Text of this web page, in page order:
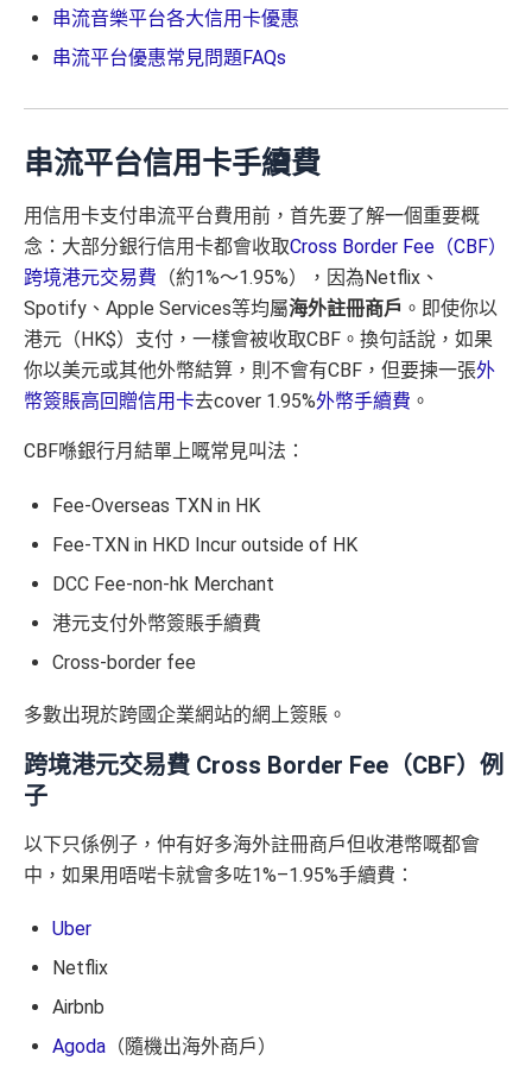
串流音樂平台各大信用卡優惠
串流平台優惠常見問題FAQs
串流平台信用卡手續費
用信用卡支付串流平台費用前，首先要了解一個重要概
念：大部分銀行信用卡都會收取Cross Border Fee（CBF）
跨境港元交易費 （約1%～1.95%），因為Netflix、
Spotify、Apple Services等均屬海外註冊商戶 。即使你以
港元（HK$）支付，一樣會被收取CBF。換句話說，如果
你以美元或其他外幣結算，則不會有CBF，但要揀一張外
幣簽賬高回贈信用卡去cover 1.95%外幣手續費 。
CBF喺銀行月結單上嘅常見叫法：
Fee-Overseas TXN in HK
Fee-TXN in HKD Incur outside of HK
DCC Fee-non-hk Merchant
港元支付外幣簽賬手續費
Cross-border fee
多數出現於跨國企業網站的網上簽賬。
跨境港元交易費 Cross Border Fee（CBF）例
子
以下只係例子，仲有好多海外註冊商戶但收港幣嘅都會
中，如果用唔啱卡就會多咗1%–1.95%手續費：
Uber
Netflix
Airbnb
Agoda （隨機出海外商戶）